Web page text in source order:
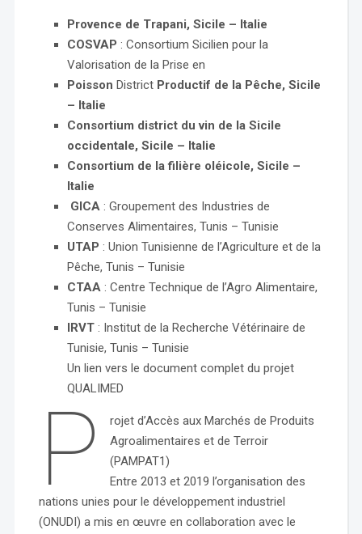
Provence de Trapani, Sicile – Italie
COSVAP : Consortium Sicilien pour la
Valorisation de la Prise en
Poisson District Productif de la Pêche, Sicile
– Italie
Consortium district du vin de la Sicile
occidentale, Sicile – Italie
Consortium de la filière oléicole, Sicile –
Italie
GICA : Groupement des Industries de
Conserves Alimentaires, Tunis – Tunisie
UTAP : Union Tunisienne de l’Agriculture et de la
Pêche, Tunis – Tunisie
CTAA : Centre Technique de l’Agro Alimentaire,
Tunis – Tunisie
IRVT : Institut de la Recherche Vétérinaire de
Tunisie, Tunis – Tunisie
Un lien vers le document complet du projet
QUALIMED
P
rojet d’Accès aux Marchés de Produits
Agroalimentaires et de Terroir
(PAMPAT1)
Entre 2013 et 2019 l’organisation des
nations unies pour le développement industriel
(ONUDI) a mis en œuvre en collaboration avec le